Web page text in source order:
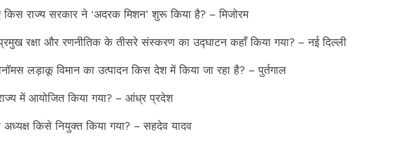
राज्य सरकार ने ‘अदरक मिशन’ शुरू किया है? – मिजोरम
रक्षा और रणनीतिक के तीसरे संस्करण का उद्घाटन कहाँ किया गया? – नई दिल्ली
लड़ाकू विमान का उत्पादन किस देश में किया जा रहा है? – पुर्तगाल
में आयोजित किया गया? – आंध्र प्रदेश
अध्यक्ष किसे नियुक्त किया गया? – सहदेव यादव